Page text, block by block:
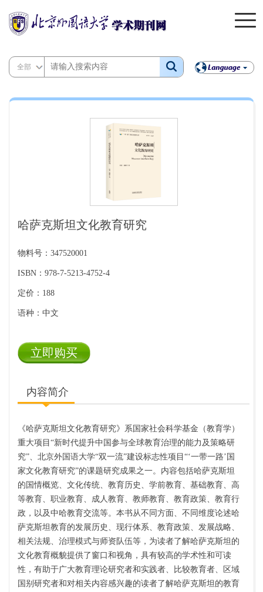
全部
哈萨克斯坦文化教育研究
物料号：347520001
ISBN：978-7-5213-4752-4
定价：188
语种：中文
立即购买
内容简介
《哈萨克斯坦文化教育研究》系国家社会科学基金（教育学）
重大项目 “新时代提升中国参与全球教育治理的能力及策略研
究”、北京外国语大学“双一流”建设标志性项目“‘一带一路’国
家文化教育研究”的课题研究成果之一。内容包括哈萨克斯坦
的国情概览、文化传统、教育历史、学前教育、基础教育、高
等教育、职业教育、成人教育、教师教育、教育政策、教育行
政，以及中哈教育交流等。本书从不同方面、不同维度论述哈
萨克斯坦教育的发展历史、现行体系、教育政策、发展战略、
相关法规、治理模式与师资队伍等，为读者了解哈萨克斯坦的
文化教育概貌提供了窗口和视角，具有较高的学术性和可读
性，有助于广大教育理论研究者和实践者、比较教育者、区域
国别研究者和对相关内容感兴趣的读者了解哈萨克斯坦的教育